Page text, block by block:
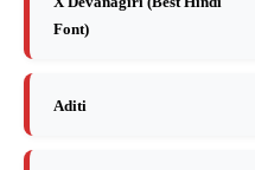
Font)
Aditi